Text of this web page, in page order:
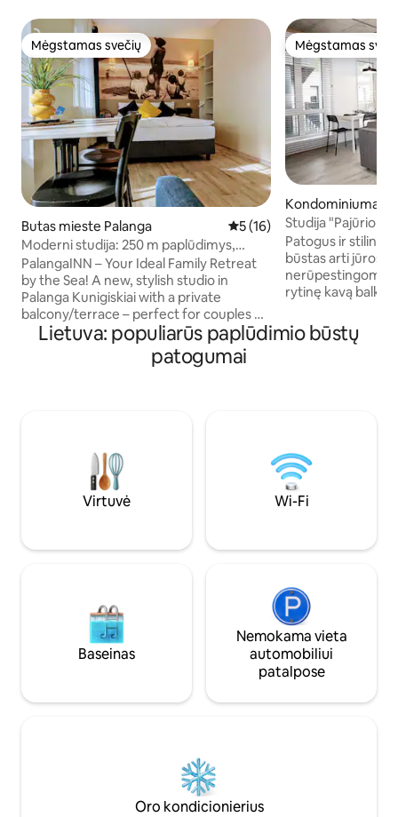
Mėgstamas svečių
Mėgstamas svečių
Butas mieste Palanga Vidutinis įvertinimas: 5 iš 5,
5 (16)
Moderni studija: 250 m paplūdimys,
terasa ir nemokama automobilių
stovėjimo aikštelė
PalangaINN – Your Ideal Family Retreat
by the Sea! ​A new, stylish studio in
Palanga Kunigiskiai with a private
balcony/terrace – perfect for couples or
small families. Our soundproof
apartments ensure a quiet and safe stay
for everyone. Just 250m to Palanga's
area, table tennis, Children's playground.​
500m- store, cozy cafes, and
restaurants
Mėgstamas
Mėgstamas
Kondominiumas
Studija "Pajūrio
kopose"
Patogus ir
būstas arti jūros -
nerūpestingoms
rytinę kavą
Šventosios
Sezono metu
nuotoliu.
Lietuva: populiarūs paplūdimio būstų
patogumai
Virtuvė Wi-Fi
Baseinas
Nemokama vieta
automobiliui
patalpose
Oro kondicionierius